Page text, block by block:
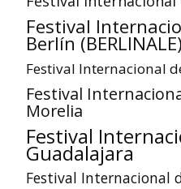
Festival
Berlín (BERLINALE)
Festival Internacional
Festival
Morelia
Festival
Guadalajara
Festival Internacional